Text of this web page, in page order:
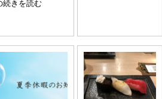
続きを読む